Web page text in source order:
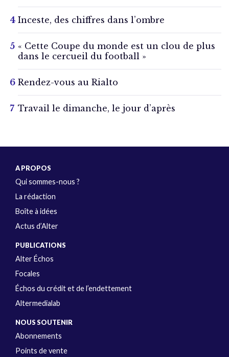
Inceste, des chiffres dans l’ombre
« Cette Coupe du monde est un clou de plus
dans le cercueil du football »
Rendez-vous au Rialto
Travail le dimanche, le jour d’après
A PROPOS
Qui sommes-nous ?
La rédaction
Boîte à idées
Actus d’Alter
PUBLICATIONS
Alter Échos
Focales
Échos du crédit et de l’endettement
Altermedialab
NOUS SOUTENIR
Abonnements
Points de vente